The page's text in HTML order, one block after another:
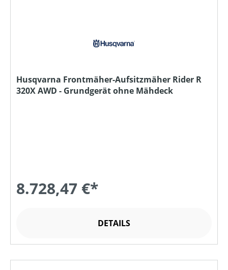
Husqvarna Frontmäher-Aufsitzmäher Rider R
320X AWD - Grundgerät ohne Mähdeck
8.728,47 €*
DETAILS